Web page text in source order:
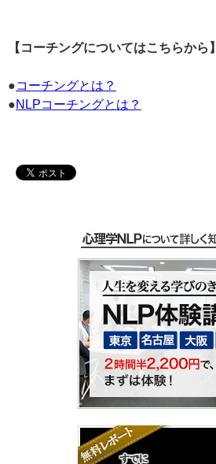
【コーチングについてはこちらから】
●コーチングとは？
●NLPコーチングとは？